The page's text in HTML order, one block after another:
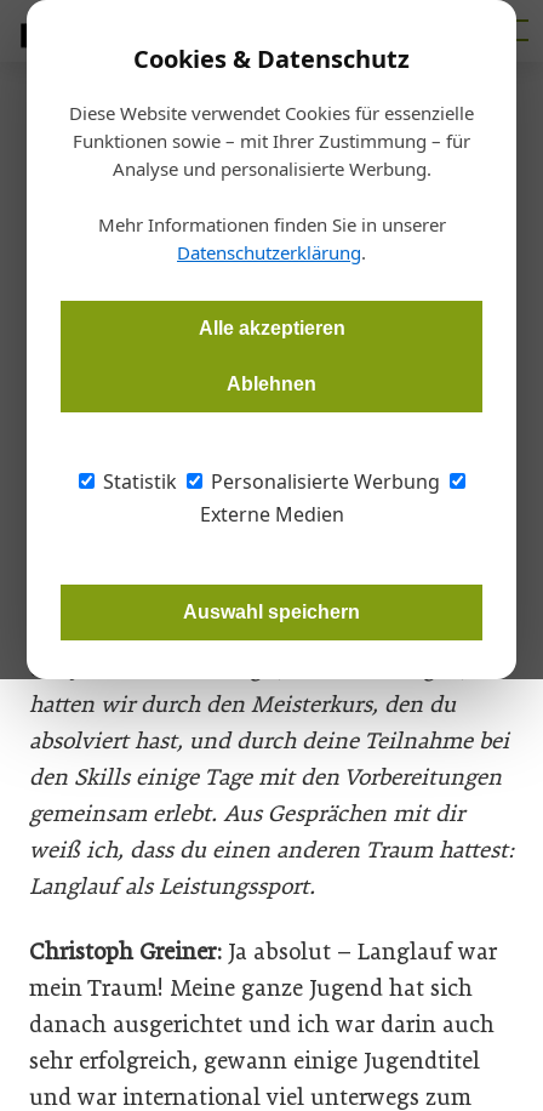
Cookies & Datenschutz
Diese Website verwendet Cookies für essenzielle
Funktionen sowie – mit Ihrer Zustimmung – für
Analyse und personalisierte Werbung.
Mehr Informationen finden Sie in unserer
Datenschutzerklärung.
Alle akzeptieren
Ablehnen
Statistik
Personalisierte Werbung
Externe Medien
Auswahl speichern
Startseite/Ausbildung
Interview: „Ich sehe das als
große Chance“
Die fantastischen Ergebnisse der ersten Österreichischen
Staatsmeisterschaft der Glasbautechnik haben sich in der
AustrianSkills 2018, verrät Trainer und Geschäftsführer von
„Silber Partner“-Sponsor Bohle im Interview mehr über die
Herausforderungen der erfolgreichen AustrianSkills und der
Christoph, wir kennen
uns ja nun schon einige Jahre und voriges Jahr
hatten wir durch den Meisterkurs, den du
absolviert hast, und durch deine Teilnahme bei
den Skills einige Tage mit den Vorbereitungen
gemeinsam erlebt. Aus Gesprächen mit dir
weiß ich, dass du einen anderen Traum hattest:
Langlauf als Leistungssport.
Christoph Greiner: Ja absolut – Langlauf war
mein Traum! Meine ganze Jugend hat sich
danach ausgerichtet und ich war darin auch
sehr erfolgreich, gewann einige Jugendtitel
und war international viel unterwegs zum